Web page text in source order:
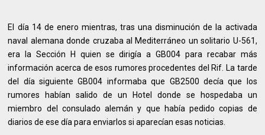
El día 14 de enero mientras, tras una disminución de la activada
naval alemana donde cruzaba al Mediterráneo un solitario U-561,
era la Sección H quien se dirigía a GB004 para recabar más
información acerca de esos rumores procedentes del Rif. La tarde
del día siguiente GB004 informaba que GB2500 decía que los
rumores habían salido de un Hotel donde se hospedaba un
miembro del consulado alemán y que había pedido copias de
diarios de ese día para enviarlos si aparecían esas noticias.